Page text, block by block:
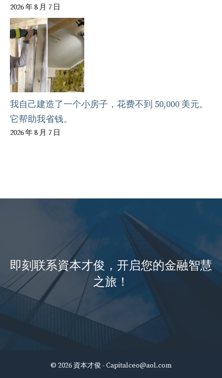
2026 年 8 月 7 日
我自己建造了一个小房子，花费不到 50,000 美元。
它帮助我省钱。
2026 年 8 月 7 日
即刻联系資本才俊，开启您的金融智慧
之旅！
© 2026 資本才俊 -Capitalceo@aol.com